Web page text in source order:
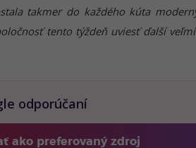
takmer do každého kúta
tento týždeň uviesť ďalší
odporúčaní
ako preferovaný zdroj